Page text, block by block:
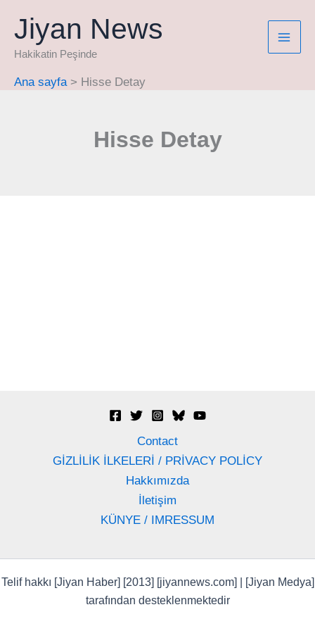
Jiyan News
Hakikatin Peşinde
Ana sayfa Hisse Detay
Hisse Detay
Contact
GİZLİLİK İLKELERİ / PRİVACY POLİCY
Hakkımızda
İletişim
KÜNYE / IMRESSUM
Telif hakkı [Jiyan Haber] [2013] [jiyannews.com] | [Jiyan Medya]
tarafından desteklenmektedir